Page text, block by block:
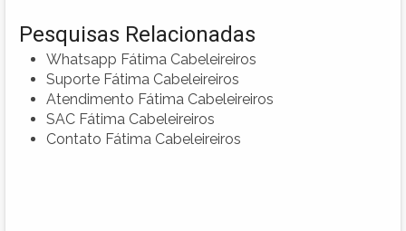
Pesquisas Relacionadas
Whatsapp Fátima Cabeleireiros
Suporte Fátima Cabeleireiros
Atendimento Fátima Cabeleireiros
SAC Fátima Cabeleireiros
Contato Fátima Cabeleireiros